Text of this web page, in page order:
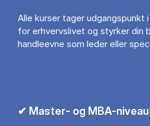
Alle kurser tager udgangspunkt
for erhvervslivet og styrker din
handleevne som leder eller
✔ Master- og MBA-